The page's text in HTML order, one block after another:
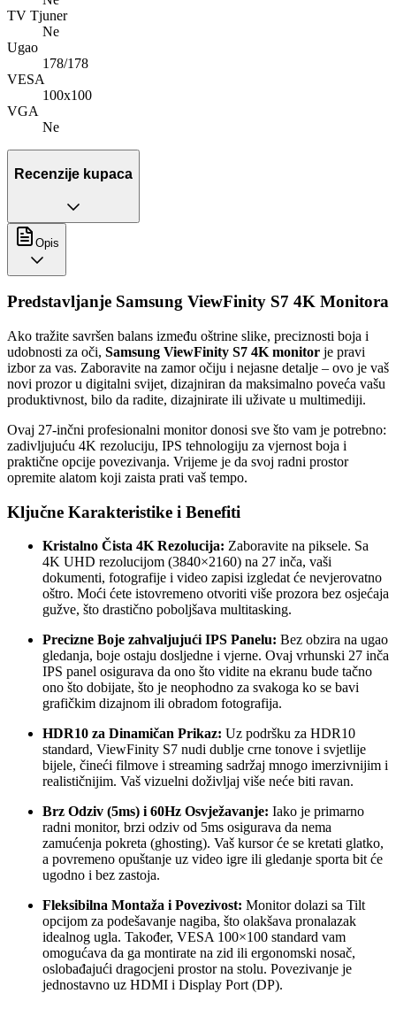
TV Tjuner
Ne
Ugao
178/178
VESA
100x100
VGA
Ne
Recenzije kupaca
Opis
Predstavljanje Samsung ViewFinity S7 4K Monitora
Ako tražite savršen balans između oštrine slike, preciznosti boja i
udobnosti za oči, Samsung ViewFinity S7 4K monitor je pravi
izbor za vas. Zaboravite na zamor očiju i nejasne detalje – ovo je vaš
novi prozor u digitalni svijet, dizajniran da maksimalno poveća vašu
produktivnost, bilo da radite, dizajnirate ili uživate u multimediji.
Ovaj 27-inčni profesionalni monitor donosi sve što vam je potrebno:
zadivljujuću 4K rezoluciju, IPS tehnologiju za vjernost boja i
praktične opcije povezivanja. Vrijeme je da svoj radni prostor
opremite alatom koji zaista prati vaš tempo.
Ključne Karakteristike i Benefiti
Kristalno Čista 4K Rezolucija: Zaboravite na piksele. Sa
4K UHD rezolucijom (3840×2160) na 27 inča, vaši
dokumenti, fotografije i video zapisi izgledat će nevjerovatno
oštro. Moći ćete istovremeno otvoriti više prozora bez osjećaja
gužve, što drastično poboljšava multitasking.
Precizne Boje zahvaljujući IPS Panelu: Bez obzira na ugao
gledanja, boje ostaju dosljedne i vjerne. Ovaj vrhunski 27 inča
IPS panel osigurava da ono što vidite na ekranu bude tačno
ono što dobijate, što je neophodno za svakoga ko se bavi
grafičkim dizajnom ili obradom fotografija.
HDR10 za Dinamičan Prikaz: Uz podršku za HDR10
standard, ViewFinity S7 nudi dublje crne tonove i svjetlije
bijele, čineći filmove i streaming sadržaj mnogo imerzivnijim i
realističnijim. Vaš vizuelni doživljaj više neće biti ravan.
Brz Odziv (5ms) i 60Hz Osvježavanje: Iako je primarno
radni monitor, brzi odziv od 5ms osigurava da nema
zamućenja pokreta (ghosting). Vaš kursor će se kretati glatko,
a povremeno opuštanje uz video igre ili gledanje sporta bit će
ugodno i bez zastoja.
Fleksibilna Montaža i Povezivost: Monitor dolazi sa Tilt
opcijom za podešavanje nagiba, što olakšava pronalazak
idealnog ugla. Također, VESA 100×100 standard vam
omogućava da ga montirate na zid ili ergonomski nosač,
oslobađajući dragocjeni prostor na stolu. Povezivanje je
jednostavno uz HDMI i Display Port (DP).